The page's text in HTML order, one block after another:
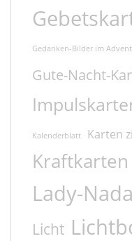
Gedanken-Bilder im Advent
Gute-Nacht-
Kalenderblatt Karten
Kraftkarten
Lady-
Licht